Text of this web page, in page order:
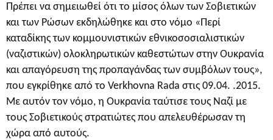
Πρέπει να σημειωθεί ότι το μίσος όλων των Σοβιετικών
και των Ρώσων εκδηλώθηκε και στο νόμο «Περί
καταδίκης των κομμουνιστικών εθνικοσοσιαλιστικών
(ναζιστικών) ολοκληρωτικών καθεστώτων στην Ουκρανία
και απαγόρευση της προπαγάνδας των συμβόλων τους»,
που εγκρίθηκε από το Verkhovna Rada στις 09.04. .2015.
Με αυτόν τον νόμο, η Ουκρανία ταύτισε τους Ναζί με
τους Σοβιετικούς στρατιώτες που απελευθέρωσαν τη
χώρα από αυτούς.